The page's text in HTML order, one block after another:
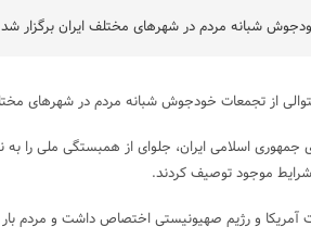
شبانه مردم در شهرهای مختلف ایران
از تجمعات خودجوش شبانه مردم در شهرهای
اسلامی ایران، جلو‌ای از همبستگی ملی را
شرایط موجود توصیف کردند.
و رژیم صهیونیستی اختصاص داشت و مردم